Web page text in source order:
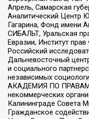
Апрель, Самарская
Аналитический Центр
Гагарина, Фонд имени
СИБАЛЬТ, Уральская
Евразии, Институт
Российский
Дальневосточный
и социального
независимых
АКАДЕМИЯ ПО ПРАВАМ
некоммерческих
Калининграде Совета
Гражданское